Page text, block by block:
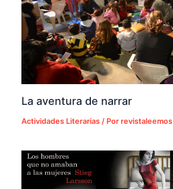
La aventura de narrar
Actividades Literarias / Porrevistaleemos